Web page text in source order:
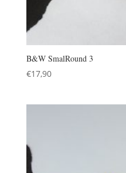
B&W SmalRound 3
€17,90